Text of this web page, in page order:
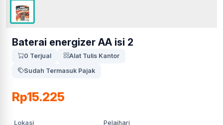
Baterai energizer AA isi 2
0 Terjual
Alat Tulis Kantor
Sudah Termasuk Pajak
Rp15.225
Lokasi Pelaihari